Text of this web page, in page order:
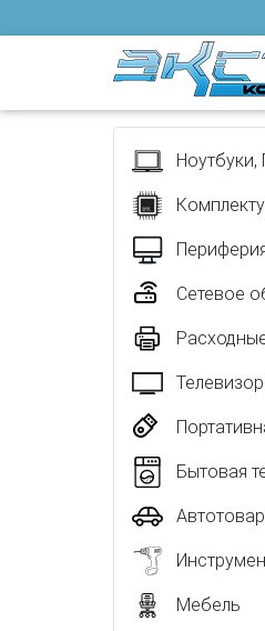
Сетевое
Бытовая
Мебель